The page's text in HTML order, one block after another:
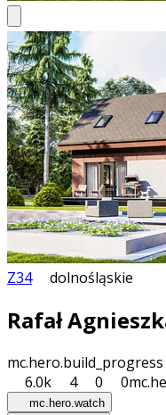
Z34 dolnośląskie
Rafał
mc.hero.build_progress
6.0k
4 0 0
mc.hero.watch